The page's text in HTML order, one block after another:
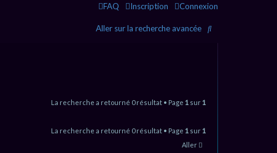
Connexion
Inscription
FAQ
R
Aller sur la recherche avancée
La recherche a retourné 0 résultat • Page 1 sur 1
La recherche a retourné 0 résultat • Page 1 sur 1
Aller